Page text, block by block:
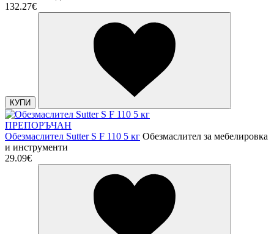
132.27€
КУПИ
ПРЕПОРЪЧАН
Обезмаслител Sutter S F 110 5 кг Обезмаслител за мебелировка
и инструменти
29.09€